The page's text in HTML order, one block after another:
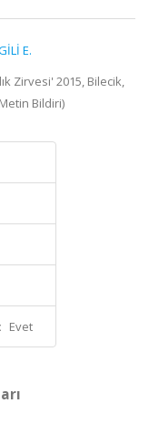
E.
Zirvesi' 2015, Bilecik,
Bildiri)
Evet